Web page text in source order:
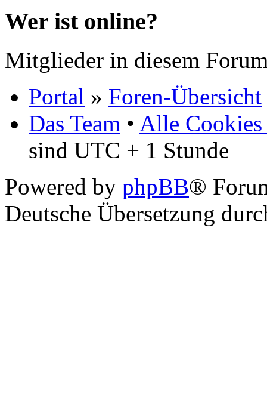
Wer ist online?
Mitglieder in diesem
Portal » Foren-Übersicht
Das Team • Alle Cookies
sind UTC + 1 Stunde
Powered by phpBB®
Deutsche Übersetzung